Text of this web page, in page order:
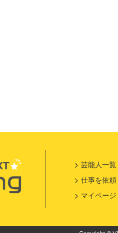
芸能人一覧
仕事を依頼
マイページ